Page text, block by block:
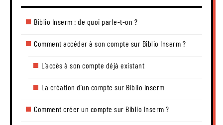
Biblio Inserm : de quoi parle-t-on ?
Comment accéder à son compte sur Biblio Inserm ?
L’accès à son compte déjà existant
La création d’un compte sur Biblio Inserm
Comment créer un compte sur Biblio Inserm ?